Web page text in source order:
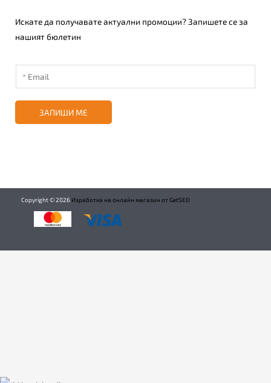
Искате да получавате актуални промоции? Запишете се за
нашият бюлетин
ЗАПИШИ МЕ
Copyright ©2026 Изработка на онлайн магазин от GetSEO